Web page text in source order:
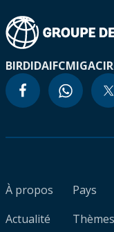
BIRDIDAIFCMIGA
À propos
Actualité
Pays
Thèmes